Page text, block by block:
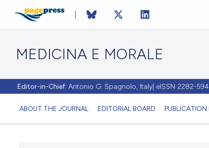
MEDICINA E MORALE
Editor-in-Chief: Antonio G. Spagnolo, Italy| eISSN 2282-
ABOUT THE JOURNAL EDITORIAL BOARD PUBLICATION